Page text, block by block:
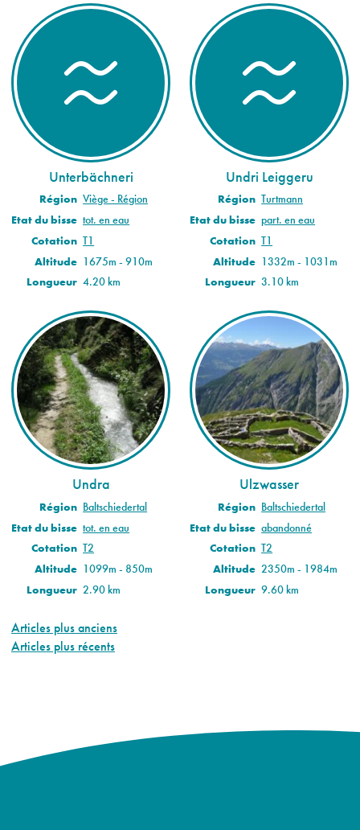
Unterbächneri
Région Viège - Région
Etat du bisse tot. en eau
Cotation T1
Altitude 1675m - 910m
Longueur 4.20 km
Undri Leiggeru
Région Turtmann
Etat du bisse part. en eau
Cotation T1
Altitude 1332m - 1031m
Longueur 3.10 km
Undra
Région Baltschiedertal
Etat du bisse tot. en eau
Cotation T2
Altitude 1099m - 850m
Longueur 2.90 km
Ulzwasser
Région Baltschiedertal
Etat du bisse abandonné
Cotation T2
Altitude 2350m - 1984m
Longueur 9.60 km
Navigation
des
Articles plus anciens
Articles plus récents